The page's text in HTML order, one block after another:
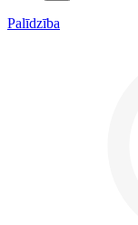
Palīdzība